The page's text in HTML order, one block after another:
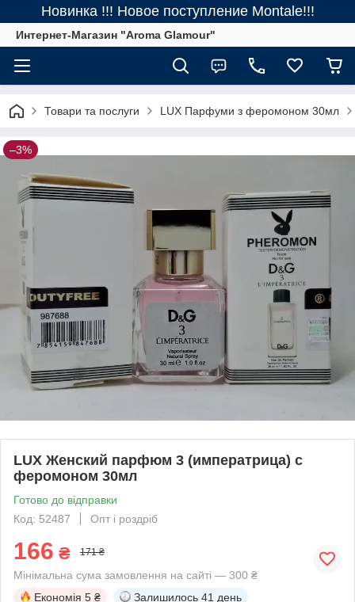
Новинка !!! Новое поступление Montale!!!
Интернет-Магазин "Aroma Glamour"
Товари та послуги LUX Парфуми з феромоном 30мл
–3%
LUX Женский парфюм 3 (императрица) с
феромоном 30мл
Готово до відправки
Код: 52487
Опт і роздріб
166 ₴ 171 ₴
Мінімальна сума замовлення на сайті — 300 ₴
Економія 5 ₴ Залишилось 41 день